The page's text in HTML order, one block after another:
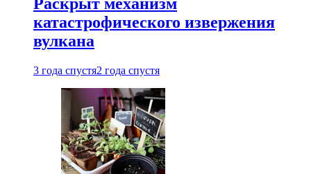
катастрофического извержения
вулкана
3 года спустя2 года спустя